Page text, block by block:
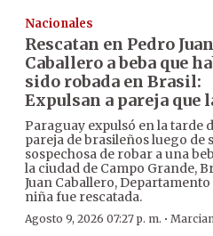
Nacionales
Rescatan en Pedro Juan
Caballero a beba que
sido robada en Brasil:
Expulsan a pareja que
Paraguay expulsó en la tarde
pareja de brasileños luego de
sospechosa de robar a una
la ciudad de Campo Grande,
Juan Caballero,
niña fue rescatada.
Agosto 9, 2026 07:27 p. m. ·